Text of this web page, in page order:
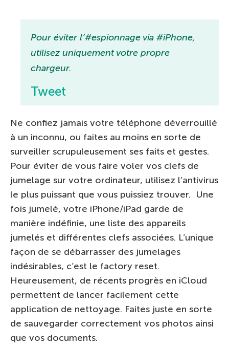
Pour éviter l’#espionnage via #iPhone,
utilisez uniquement votre propre
chargeur.
Tweet
Ne confiez jamais votre téléphone déverrouillé
à un inconnu, ou faites au moins en sorte de
surveiller scrupuleusement ses faits et gestes.
Pour éviter de vous faire voler vos clefs de
jumelage sur votre ordinateur, utilisez l’antivirus
le plus puissant que vous puissiez trouver. Une
fois jumelé, votre iPhone/iPad garde de
manière indéfinie, une liste des appareils
jumelés et différentes clefs associées. L’unique
façon de se débarrasser des jumelages
indésirables, c’est le factory reset.
Heureusement, de récents progrès en iCloud
permettent de lancer facilement cette
application de nettoyage. Faites juste en sorte
de sauvegarder correctement vos photos ainsi
que vos documents.